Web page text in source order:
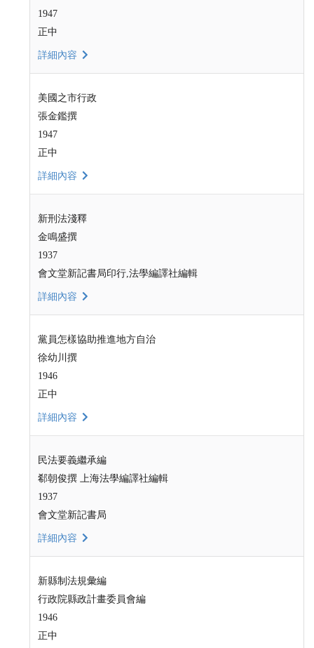
1947
正中
詳細內容
美國之市行政
張金鑑撰
1947
正中
詳細內容
新刑法淺釋
金鳴盛撰
1937
會文堂新記書局印行,法學編譯社編輯
詳細內容
黨員怎樣協助推進地方自治
徐幼川撰
1946
正中
詳細內容
民法要義繼承編
郗朝俊撰 上海法學編譯社編輯
1937
會文堂新記書局
詳細內容
新縣制法規彙編
行政院縣政計畫委員會編
1946
正中